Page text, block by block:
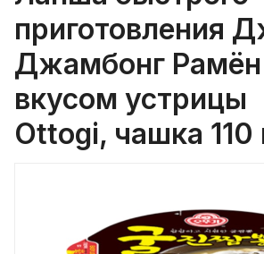
приготовления
Джамбонг Рамён
вкусом устрицы
Ottogi, чашка 110